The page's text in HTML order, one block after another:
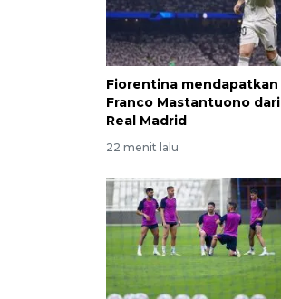
Fiorentina mendapatkan
Franco Mastantuono dari
Real Madrid
22 menit lalu